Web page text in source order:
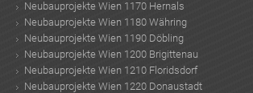
Neubauprojekte Wien 1170 Hernals
Neubauprojekte Wien 1180 Währing
Neubauprojekte Wien 1190 Döbling
Neubauprojekte Wien 1200 Brigittenau
Neubauprojekte Wien 1210 Floridsdorf
Neubauprojekte Wien 1220 Donaustadt